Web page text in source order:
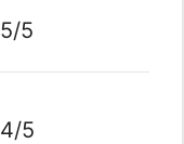
5/5
4/5